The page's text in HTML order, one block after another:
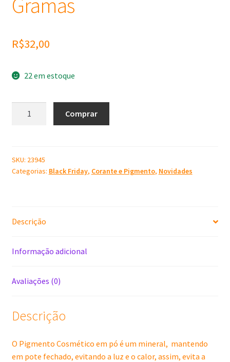
R$32,00
22 em estoque
50
Gramas
Comprar
SKU: 23945
Categorias: Black Friday, Corante e Pigmento, Novidades
Descrição
Informação adicional
Avaliações (0)
Descrição
O Pigmento Cosmético em pó é um mineral, mantendo
em pote fechado, evitando a luz e o calor, assim, evita a